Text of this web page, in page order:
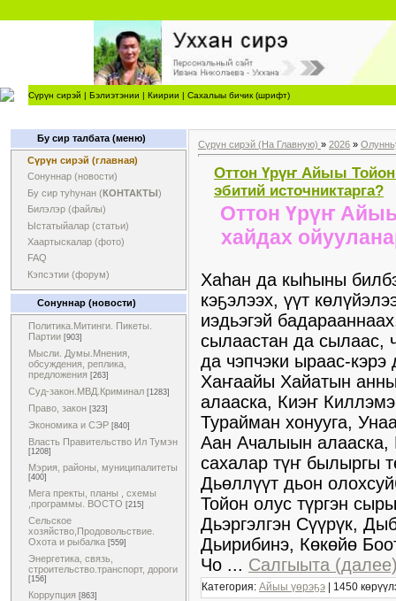
Сүрүн сирэй | Бэлиэтэнии | Киирии | Сахалыы бичик (шрифт)
Бу сир талбата (меню)
Сүрүн сирэй (главная)
Сонуннар (новости)
Бу сир туһунан (КОНТАКТЫ)
Билэлэр (файлы)
Ыстатыйалар (статьи)
Хаартыскалар (фото)
FAQ
Кэпсэтии (форум)
Сонуннар (новости)
Политика.Митинги. Пикеты.
Партии [903]
Мысли. Думы.Мнения,
обсуждения, реплика,
предложения [263]
Суд-закон.МВД.Криминал [1283]
Право, закон [323]
Экономика и СЭР [840]
Власть Правительство Ил Тумэн
[1208]
Мэрия, районы, муниципалитеты
[400]
Мега пректы, планы , схемы
,программы. ВОСТО [215]
Сельское
хозяйство,Продовольствие.
Охота и рыбалка [559]
Энергетика, связь,
строительство.транспорт, дороги
[156]
Коррупция [863]
Сүрүн сирэй (На Главную) » 2026 »
Оттон Үрүҥ Айыы Тойон
эбитий источниктарга?
Оттон Үрүҥ
хайдах
Хаһан да кыһыны
кэҕэлээх, үүт
иэдьэгэй
сылаастан да сылаас,
да чэпчэки ыраас-кэрэ
Хаҥаайы Хайатын
алааска, Киэҥ
Турайман хонууга,
Аан Ачалыын алааска,
сахалар түҥ былыргы
Дьөллүүт дьон
Тойон олус түргэн
Дьэргэлгэн Сүүрүк,
Дьирибинэ, Көкөйө
Чо ... Салгыыта
Категория: Айыы үөрэҕэ | 1450